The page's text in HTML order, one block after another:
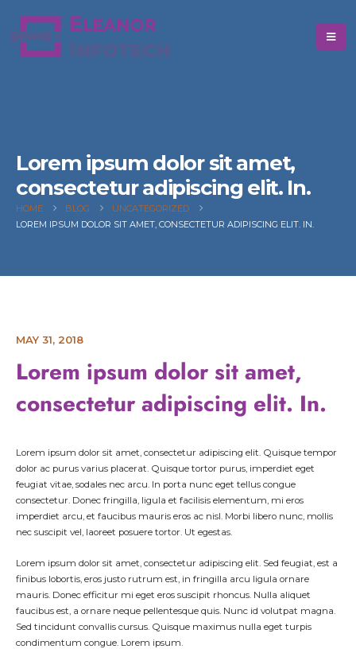
Lorem ipsum dolor sit amet,
consectetur adipiscing elit. In.
HOME BLOG
UNCATEGORIZED
LOREM IPSUM DOLOR SIT AMET, CONSECTETUR ADIPISCING ELIT. IN.
MAY 31, 2018
Lorem ipsum dolor sit amet,
consectetur adipiscing elit. In.
Lorem ipsum dolor sit amet, consectetur adipiscing elit. Quisque tempor
dolor ac purus varius placerat. Quisque tortor purus, imperdiet eget
feugiat vitae, sodales nec arcu. In porta nunc eget tellus congue
consectetur. Donec fringilla, ligula et facilisis elementum, mi eros
imperdiet arcu, et faucibus mauris eros ac nisl. Morbi libero nunc, mollis
nec suscipit vel, laoreet posuere tortor. Ut egestas.
Lorem ipsum dolor sit amet, consectetur adipiscing elit. Sed feugiat, est a
finibus lobortis, eros justo rutrum est, in fringilla arcu ligula ornare
mauris. Donec efficitur mi eget eros suscipit rhoncus. Nulla aliquet
faucibus est, a ornare neque pellentesque quis. Nunc id volutpat magna.
Sed tincidunt convallis cursus. Quisque maximus nulla eget turpis
condimentum congue. Lorem ipsum.